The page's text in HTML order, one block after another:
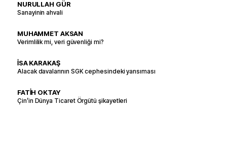
NURULLAH GÜR
Sanayinin ahvali
MUHAMMET AKSAN
Verimlilik mi, veri güvenliği mi?
İSA KARAKAŞ
Alacak davalarının SGK cephesindeki yansıması
FATİH OKTAY
Çin’in Dünya Ticaret Örgütü şikayetleri